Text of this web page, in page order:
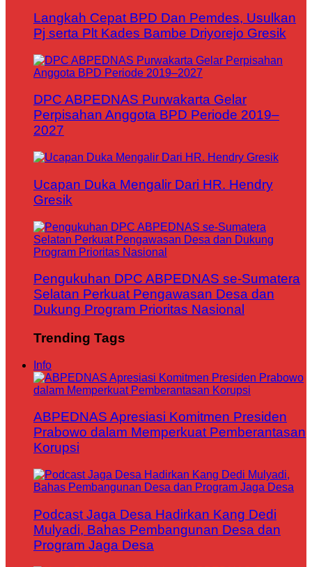
Langkah Cepat BPD Dan Pemdes, Usulkan
Pj serta Plt Kades Bambe Driyorejo Gresik
DPC ABPEDNAS Purwakarta Gelar
Perpisahan Anggota BPD Periode 2019–
2027
Ucapan Duka Mengalir Dari HR. Hendry
Gresik
Pengukuhan DPC ABPEDNAS se-Sumatera
Selatan Perkuat Pengawasan Desa dan
Dukung Program Prioritas Nasional
Trending Tags
Info
ABPEDNAS Apresiasi Komitmen Presiden
Prabowo dalam Memperkuat Pemberantasan
Korupsi
Podcast Jaga Desa Hadirkan Kang Dedi
Mulyadi, Bahas Pembangunan Desa dan
Program Jaga Desa